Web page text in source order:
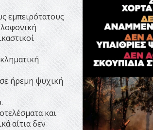
εμπειρότατους
ήρεμη ψυχική
και
αίτια δεν